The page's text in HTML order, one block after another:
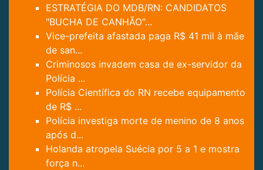
ESTRATÉGIA DO MDB/RN: CANDIDATOS
"BUCHA DE CANHÃO"...
Vice-prefeita afastada paga R$ 41 mil à mãe
de san...
Criminosos invadem casa de ex-servidor da
Polícia ...
Polícia Científica do RN recebe equipamento
de R$ ...
Polícia investiga morte de menino de 8 anos
após d...
Holanda atropela Suécia por 5 a 1 e mostra
força n...